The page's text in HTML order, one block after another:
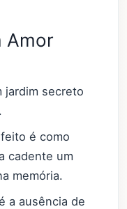
Amor
jardim secreto
é como
cadente um
memória.
a ausência de